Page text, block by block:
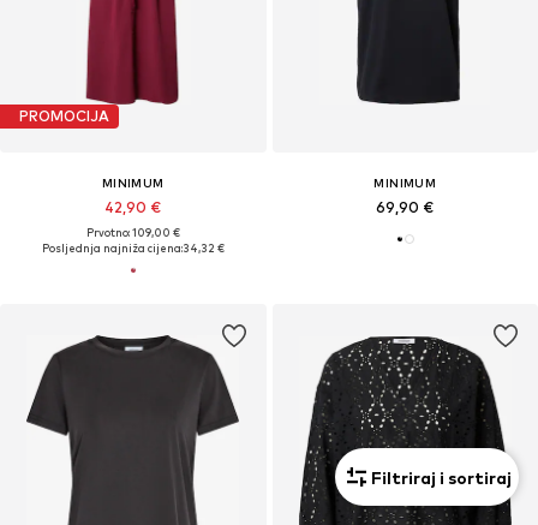
PROMOCIJA
MINIMUM
42,90 €
Prvotno: 109,00 €
Posljednja najniža cijena:34,32 €
MINIMUM
69,90 €
Filtriraj i sortiraj